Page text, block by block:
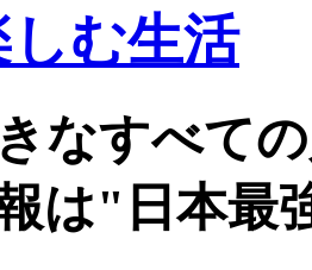
む生活
なすべて
は"日本最